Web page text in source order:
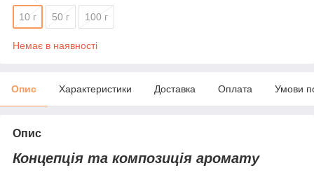
10 г 50 г 100 г
Немає в наявності
Опис Характеристики Доставка Оплата Умови
Опис
Концепція та композиція аромату